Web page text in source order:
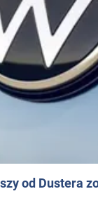
od Dustera